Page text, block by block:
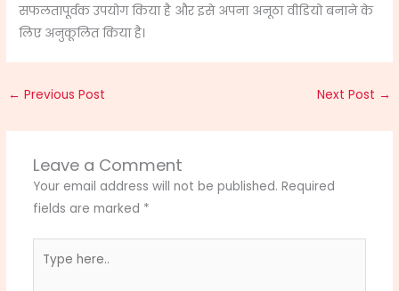
सफलतापूर्वक उपयोग किया है और इसे अपना अनूठा वीडियो बनाने के
लिए अनुकूलित किया है।
← Previous Post Next Post →
Leave a Comment
Your email address will not be published. Required
fields are marked *
here..